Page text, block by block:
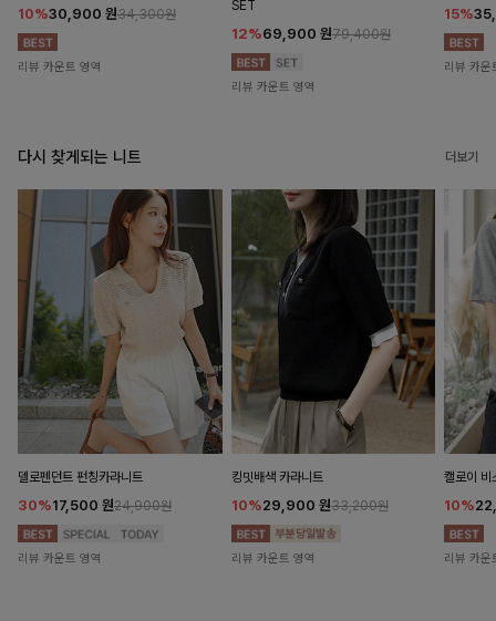
10%30,900 원34,300원
리뷰 카운트 영역
SET
12%69,900 원79,400원
리뷰 카운트 영역
15%
리뷰 카운
다시 찾게되는 니트 더보기
델로펜던트 펀칭카라니트
30%17,500 원24,900원
리뷰 카운트 영역
킹밋배색 카라니트
10%29,900 원33,200원
리뷰 카운트 영역
캘로이 비
10%
리뷰 카운